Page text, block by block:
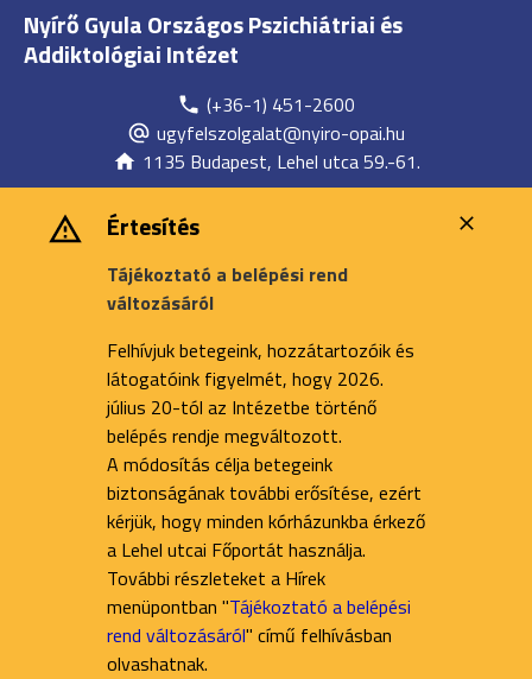
Nyírő Gyula Országos Pszichiátriai és
Addiktológiai Intézet
(+36-1) 451-2600
ugyfelszolgalat@nyiro-opai.hu
1135 Budapest, Lehel utca 59.-61.
Értesítés
Tájékoztató a belépési rend
változásáról
Felhívjuk betegeink, hozzátartozóik és
látogatóink figyelmét, hogy 2026.
július 20-tól az Intézetbe történő
belépés rendje megváltozott.
A módosítás célja betegeink
biztonságának további erősítése, ezért
kérjük, hogy minden kórházunkba érkező
a Lehel utcai Főportát használja.
További részleteket a Hírek
menüpontban "Tájékoztató a belépési
rend változásáról" című felhívásban
olvashatnak.